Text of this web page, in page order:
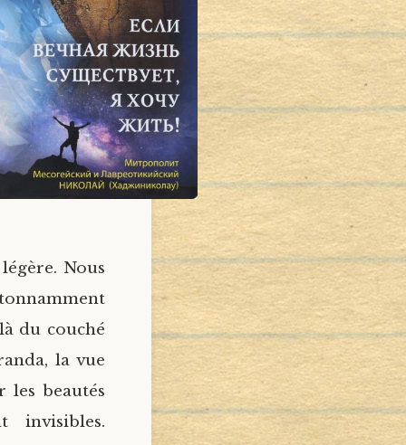
Nous
du couché
la vue
les beautés
invisibles.